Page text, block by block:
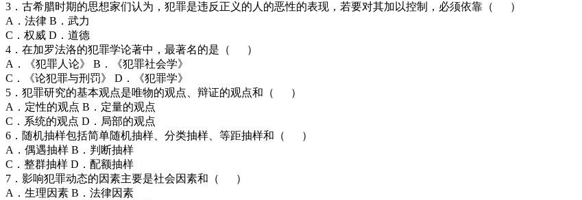
3．古希腊时期的思想家们认为，犯罪是违反正义的人的恶性的表现，若要对其加以控制，必须依靠（ ）
A．法律 B．武力
C．权威 D．道德
4．在加罗法洛的犯罪学论著中，最著名的是（ ）
A．《犯罪人论》 B．《犯罪社会学》
C．《论犯罪与刑罚》 D．《犯罪学》
5．犯罪研究的基本观点是唯物的观点、辩证的观点和（ ）
A．定性的观点 B．定量的观点
C．系统的观点 D．局部的观点
6．随机抽样包括简单随机抽样、分类抽样、等距抽样和（ ）
A．偶遇抽样 B．判断抽样
C．整群抽样 D．配额抽样
7．影响犯罪动态的因素主要是社会因素和（ ）
A．生理因素 B．法律因素